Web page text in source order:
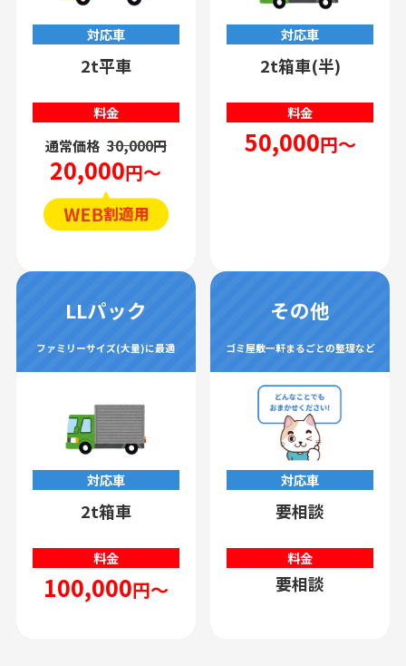
対応車
2t平車
料金
通常価格 30,000円
20,000円～
対応車
2t箱車(半)
料金
50,000円～
LLパック
ファミリーサイズ(大量)に最適
対応車
2t箱車
料金
100,000円～
その他
ゴミ屋敷一軒まるごとの整理など
対応車
要相談
料金
要相談